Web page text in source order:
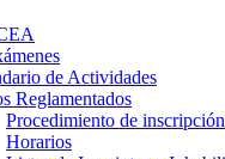
de Actividades
Reglamentados
Procedimiento de inscripción
Horarios